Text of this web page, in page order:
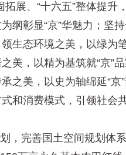
展、“十六五”整体提升
纲彰显“京”华魅力；坚
生态环境之美，以绿为
，以精为基筑就“京”
之美，以史为轴绵延“
消费模式，引领社会
完善国土空间规划体